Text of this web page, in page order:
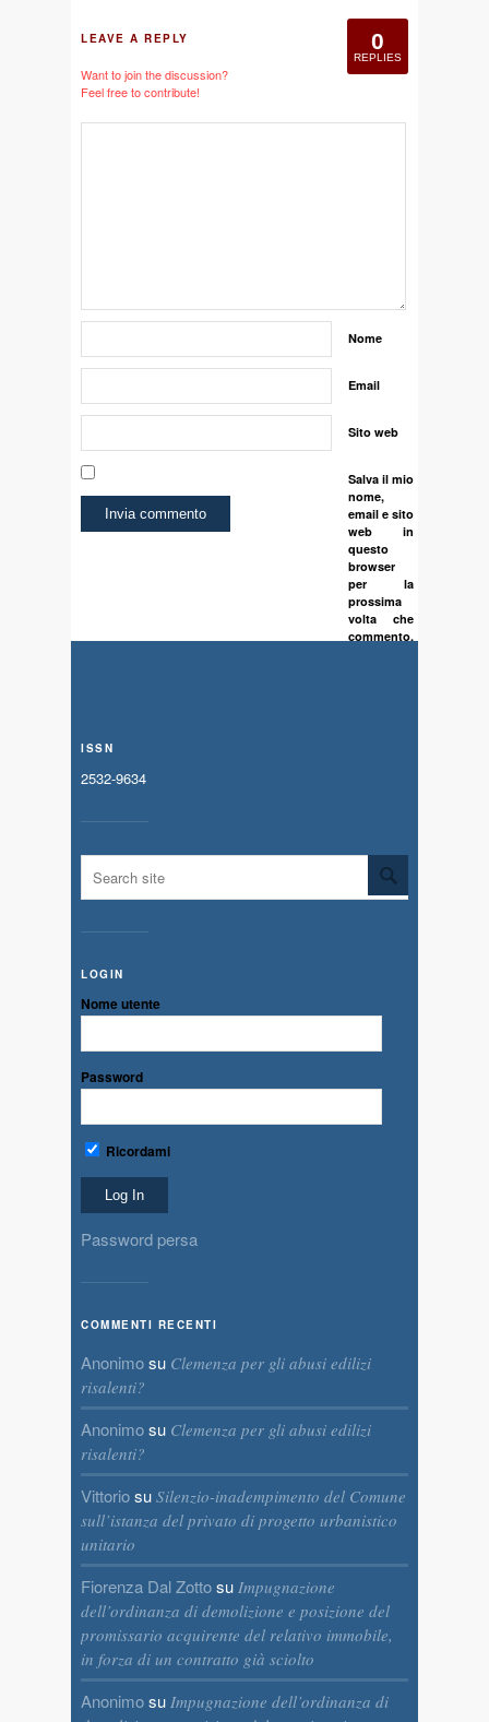
0
REPLIES
LEAVE A REPLY
Want to join the discussion?
Feel free to contribute!
Nome
Email
Sito web
Salva il mio
nome,
email e sito
web in
questo
browser
per la
prossima
volta che
commento.
ISSN
2532-9634
LOGIN
Nome utente
Password
Ricordami
Password persa
COMMENTI RECENTI
Anonimosu Clemenza per gli abusi edilizi
risalenti?
Anonimosu Clemenza per gli abusi edilizi
risalenti?
Vittoriosu Silenzio-inadempimento del Comune
sull’istanza del privato di progetto urbanistico
unitario
Fiorenza Dal Zottosu Impugnazione
dell’ordinanza di demolizione e posizione del
promissario acquirente del relativo immobile,
in forza di un contratto già sciolto
Anonimosu Impugnazione dell’ordinanza di